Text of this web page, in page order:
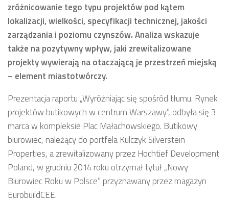
zróżnicowanie tego typu projektów pod kątem
lokalizacji, wielkości, specyfikacji technicznej, jakości
zarządzania i poziomu czynszów. Analiza wskazuje
także na pozytywny wpływ, jaki zrewitalizowane
projekty wywierają na otaczającą je przestrzeń miejską
– element miastotwórczy.
Prezentacja raportu „Wyróżniając się spośród tłumu. Rynek
projektów butikowych w centrum Warszawy”, odbyła się 3
marca w kompleksie Plac Małachowskiego. Butikowy
biurowiec, należący do portfela Kulczyk Silverstein
Properties, a zrewitalizowany przez Hochtief Development
Poland, w grudniu 2014 roku otrzymał tytuł „Nowy
Biurowiec Roku w Polsce” przyznawany przez magazyn
EurobuildCEE.